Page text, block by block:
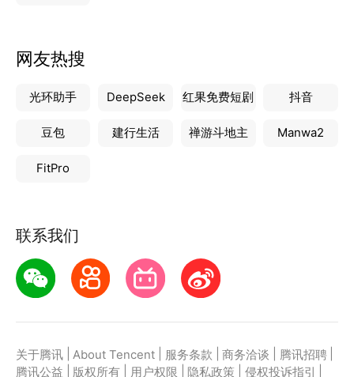
网友热搜
光环助手 DeepSeek 红果免费短剧 抖音
豆包 建行生活 禅游斗地主 Manwa2
FitPro
联系我们
关于腾讯 About Tencent 服务条款 商务洽谈 腾讯招聘
腾讯公益
版权所有 用户权限 隐私政策 侵权投诉指引